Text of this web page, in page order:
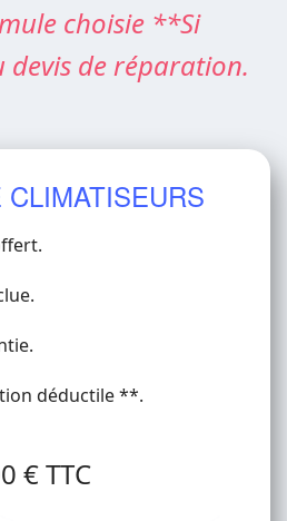
choisie **Si
devis de réparation.
CLIMATISEURS
déductile **.
€ TTC